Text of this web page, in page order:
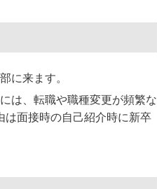
に来ます。
は、転職や職種変更が頻繁な
は面接時の自己紹介時に新卒